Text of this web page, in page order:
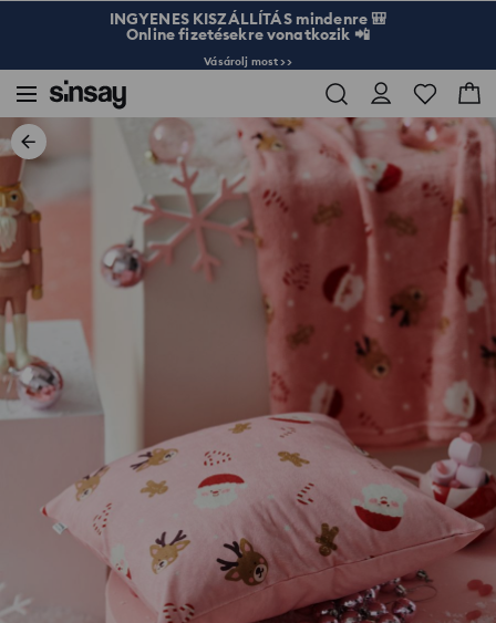
INGYENES KISZÁLLÍTÁS mindenre 🎒
Online fizetésekre vonatkozik 📲
Vásárolj most >>